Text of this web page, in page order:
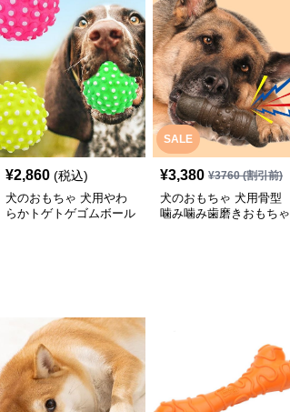
¥2,860 (税込)
犬のおもちゃ 犬用やわ
らかトゲトゲゴムボール
SALE
¥3,380 ¥3760(割引前)
犬のおもちゃ 犬用骨型
噛み噛み歯磨きおもちゃ